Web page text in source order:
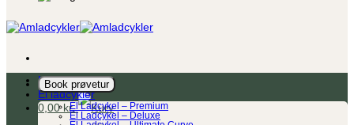
Book prøvetur
0,00kr.
Ladcykel
El ladcykler
El Ladcykel – Premium
El Ladcykel – Deluxe